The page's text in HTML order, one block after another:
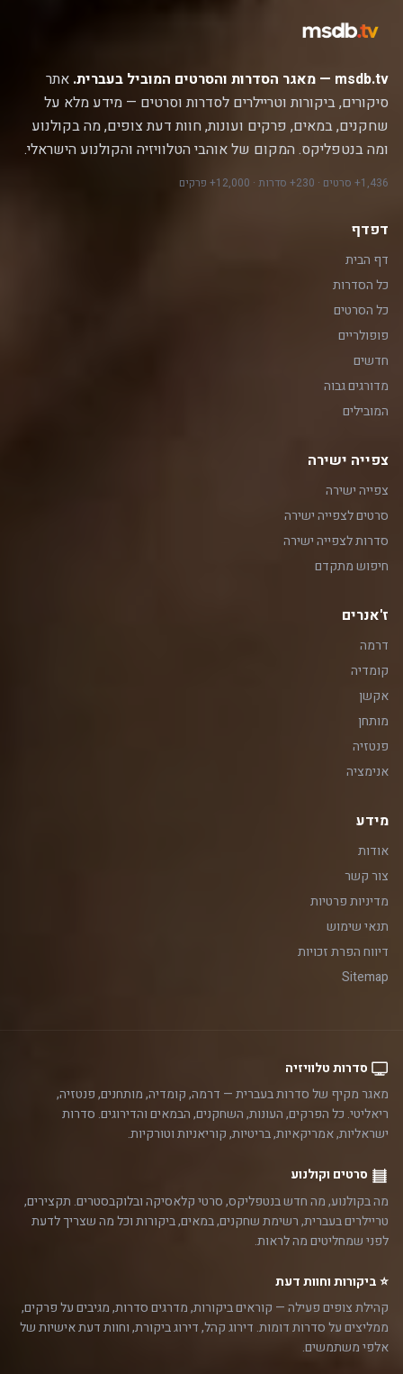
msdb.tv — מאגר הסדרות והסרטים המוביל בעברית.
אתר
סיקורים, ביקורות וטריילרים לסדרות וסרטים — מידע מלא על
שחקנים, במאים, פרקים ועונות, חוות דעת צופים, מה בקולנוע
ומה בנטפליקס. המקום של אוהבי הטלוויזיה והקולנוע הישראלי.
1,436+ סרטים · 230+ סדרות · 12,000+ פרקים
דפדף
דף הבית
כל הסדרות
כל הסרטים
פופולריים
חדשים
מדורגים גבוה
המובילים
צפייה ישירה
צפייה ישירה
סרטים לצפייה ישירה
סדרות לצפייה ישירה
חיפוש מתקדם
ז'אנרים
דרמה
קומדיה
אקשן
מותחן
פנטזיה
אנימציה
מידע
אודות
צור קשר
מדיניות פרטיות
תנאי שימוש
דיווח הפרת זכויות
Sitemap
סדרות טלוויזיה
מאגר מקיף של סדרות בעברית — דרמה, קומדיה, מותחנים, פנטזיה,
ריאליטי. כל הפרקים, העונות, השחקנים, הבמאים והדירוגים. סדרות
ישראליות, אמריקאיות, בריטיות, קוריאניות וטורקיות.
סרטים וקולנוע
מה בקולנוע, מה חדש בנטפליקס, סרטי קלאסיקה ובלוקבסטרים. תקצירים,
טריילרים בעברית, רשימת שחקנים, במאים, ביקורות וכל מה שצריך לדעת
לפני שמחליטים מה לראות.
⭐ ביקורות וחוות דעת
קהילת צופים פעילה — קוראים ביקורות, מדרגים סדרות, מגיבים על פרקים,
ממליצים על סדרות דומות. דירוג קהל, דירוג ביקורת, וחוות דעת אישיות של
אלפי משתמשים.